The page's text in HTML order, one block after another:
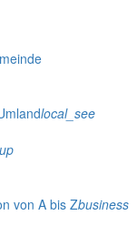
local_see
von A bis Zbusiness